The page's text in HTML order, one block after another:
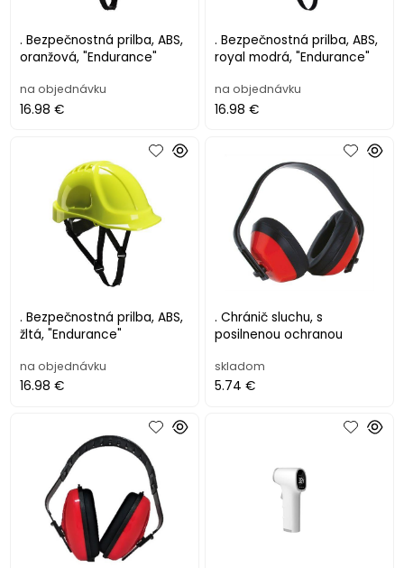
. Bezpečnostná prilba, ABS,
oranžová, "Endurance"
na objednávku
16.98 €
. Bezpečnostná prilba, ABS,
royal modrá, "Endurance"
na objednávku
16.98 €
. Bezpečnostná prilba, ABS,
žltá, "Endurance"
na objednávku
16.98 €
. Chránič sluchu, s
posilnenou ochranou
skladom
5.74 €